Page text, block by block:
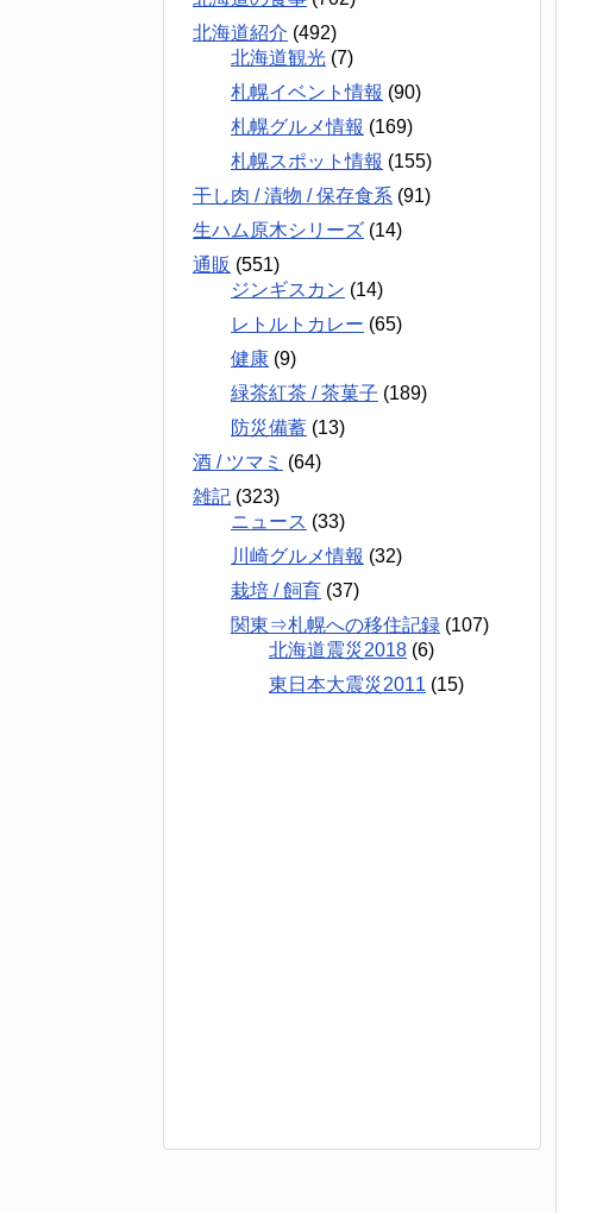
北海道紹介 (492)
北海道観光 (7)
札幌イベント情報 (90)
札幌グルメ情報 (169)
札幌スポット情報 (155)
干し肉 / 漬物 / 保存食系 (91)
生ハム原木シリーズ (14)
通販 (551)
ジンギスカン (14)
レトルトカレー (65)
健康 (9)
緑茶紅茶 / 茶菓子 (189)
防災備蓄 (13)
酒 / ツマミ (64)
雑記 (323)
ニュース (33)
川崎グルメ情報 (32)
栽培 / 飼育 (37)
関東⇒札幌への移住記録 (107)
北海道震災2018 (6)
東日本大震災2011 (15)